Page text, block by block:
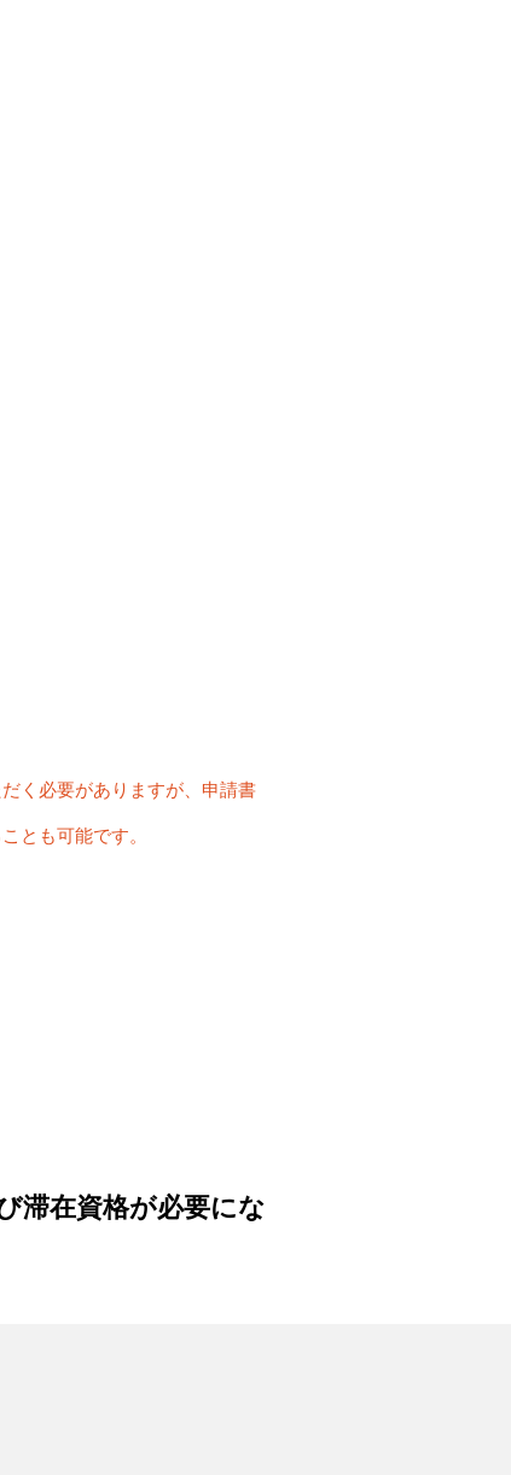
く必要がありますが、申請書
とも可能です。
滞在資格が必要にな